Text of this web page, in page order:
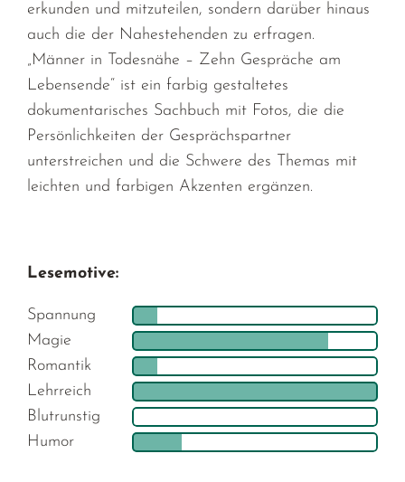
erkunden und mitzuteilen, sondern darüber hinaus
auch die der Nahestehenden zu erfragen.
„Männer in Todesnähe – Zehn Gespräche am
Lebensende“ ist ein farbig gestaltetes
dokumentarisches Sachbuch mit Fotos, die die
Persönlichkeiten der Gesprächspartner
unterstreichen und die Schwere des Themas mit
leichten und farbigen Akzenten ergänzen.
Lesemotive:
Spannung
Magie
Romantik
Lehrreich
Blutrunstig
Humor